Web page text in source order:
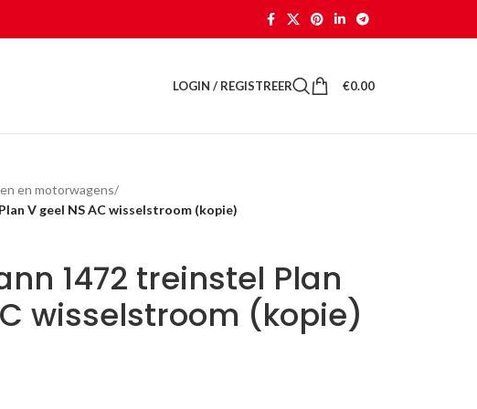
LOGIN / REGISTREER €0.00
en motorwagens/
V geel NS AC wisselstroom (kopie)
1472 treinstel Plan
wisselstroom (kopie)